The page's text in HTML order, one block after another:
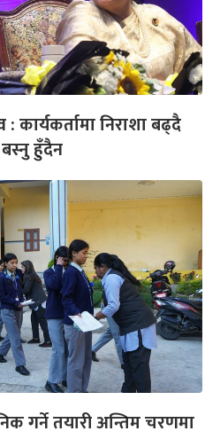
कार्यकर्तामा निराशा बढ्दै
हुँदैन
गर्ने तयारी अन्तिम चरणमा